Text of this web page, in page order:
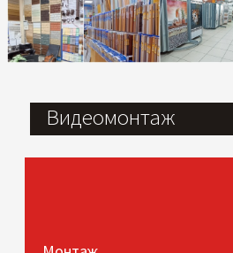
Видеомонтаж